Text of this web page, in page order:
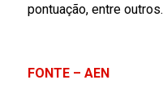
pontuação, entre outros.
FONTE – AEN